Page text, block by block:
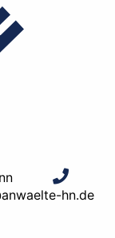
hn.de